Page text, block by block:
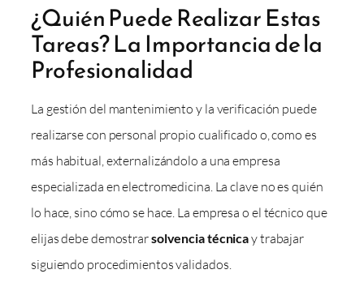
¿Quién Puede Realizar Estas
Tareas? La Importancia de la
Profesionalidad
La gestión del mantenimiento y la verificación puede
realizarse con personal propio cualificado o, como es
más habitual, externalizándolo a una empresa
especializada en electromedicina. La clave no es quién
lo hace, sino cómo se hace. La empresa o el técnico que
elijas debe demostrarsolvencia técnicay trabajar
siguiendo procedimientos validados.